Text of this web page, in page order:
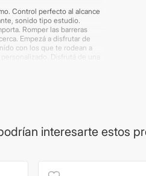
Control perfecto al alcance
sonido tipo estudio.
Romper las barreras
Empezá a disfrutar de
con los que te rodean a
Disfrutá de una
interesarte estos